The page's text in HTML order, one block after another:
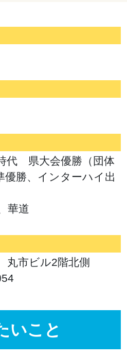
代 県大会優勝（団体
優勝、インターハイ出
華道
市ビル2階北側
いこと